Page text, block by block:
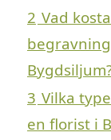
2 Vad
3 Vilka
en florist i